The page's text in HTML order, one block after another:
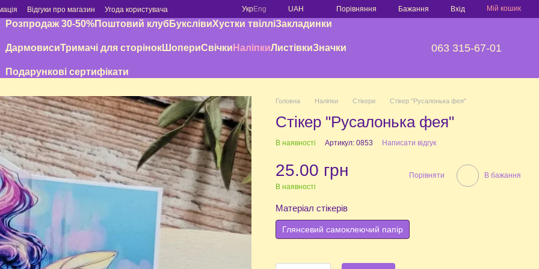
Відгуки про магазин
Угода користувача
УкрEng UAH Порівняння Бажання Вхід Мій кошик
Розпродаж 30-50%Поштовий клубБукслівиХустки твілліЗакладинки
ДармовисиТримачі для сторінокШопериСвічки НаліпкиЛистівкиЗначки
Подарункові сертифікати
063 315-67-01
Головна Наліпки Стікери Стікер "Русалонька фея"
Стікер "Русалонька фея"
В наявності Артикул: 0853 Написати відгук
25.00 грн
В наявності
Порівняти В бажання
Матеріал стікерів
Глянсевий самоклеючий папір